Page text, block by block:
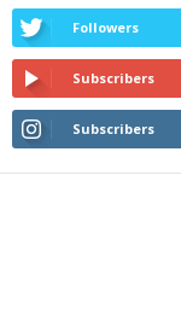
Followers
Subscribers
Subscribers